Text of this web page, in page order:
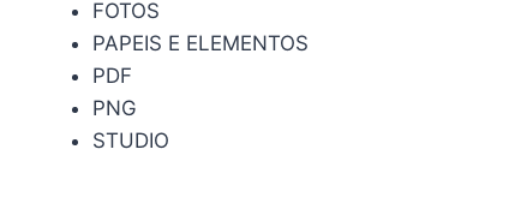
FOTOS
PAPEIS E ELEMENTOS
PDF
PNG
STUDIO